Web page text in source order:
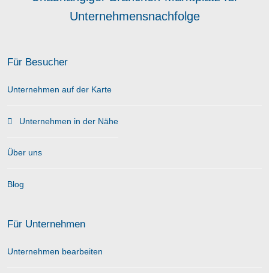
Unternehmensnachfolge
Für Besucher
Unternehmen auf der Karte
Unternehmen in der Nähe
Über uns
Blog
Für Unternehmen
Unternehmen bearbeiten